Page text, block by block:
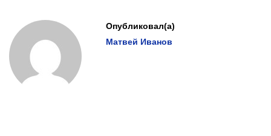
Опубликовал(а)
Матвей Иванов